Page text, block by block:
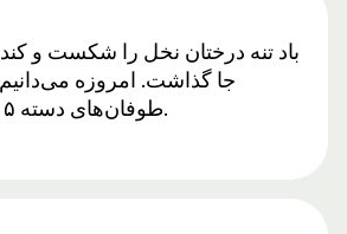
باد تنه درختان نخل را شکست و
جا گذاشت. امروزه می‌دانیم
طوفان‌های دسته ۵ امکان‌پذیر است.